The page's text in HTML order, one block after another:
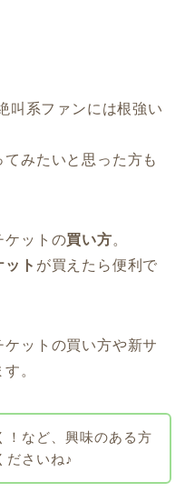
叫系ファンには根強い
みたいと思った方も
ケットの買い方。
ット が買えたら便利で
ットの買い方や新サ
。
！など、興味のある方
ださいね♪